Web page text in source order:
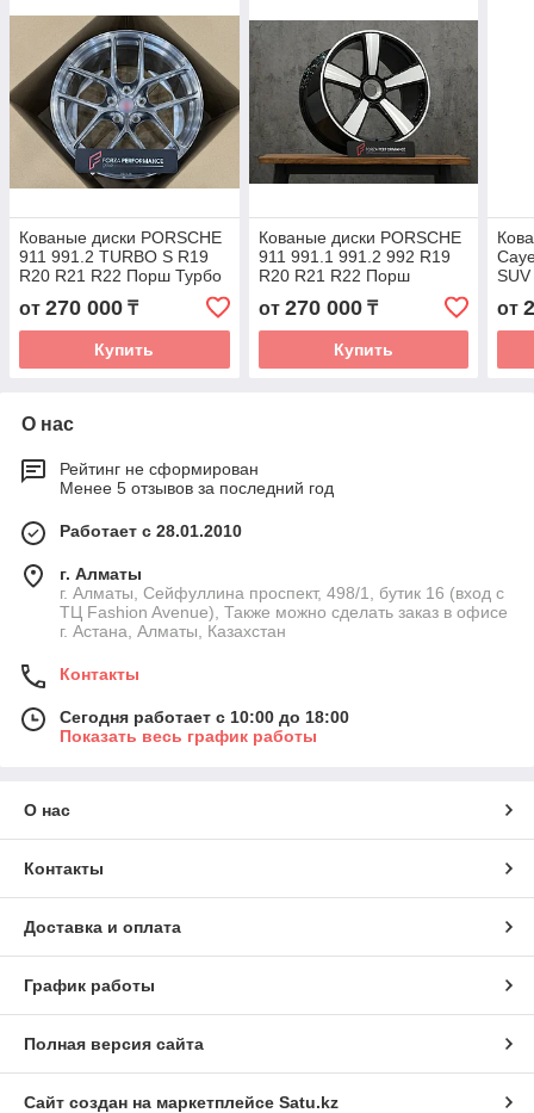
Кованые диски PORSCHE
911 991.2 TURBO S R19
R20 R21 R22 Порш Турбо
С автомобильные диски
колеса ковка диск
от 270 000 ₸
Купить
Кованые диски PORSCHE
911 991.1 991.2 992 R19
R20 R21 R22 Порш
колеса ковка диск
от 270 000₸
Купить
от
О нас
Рейтинг не сформирован
Менее 5 отзывов за последний год
Работает с 28.01.2010
г. Алматы
г. Алматы, Сейфуллина проспект, 498/1, бутик 16 (вход с
ТЦ Fashion Avenue), Также можно сделать заказ в офисе
г. Астана, Алматы, Казахстан
Контакты
Сегодня работает с 10:00 до 18:00
Показать весь график работы
О нас
Контакты
Доставка и оплата
График работы
Полная версия сайта
Сайт создан на маркетплейсе Satu.kz